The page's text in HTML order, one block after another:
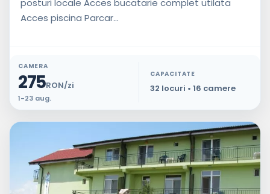
Acces piscina Parcar...
CAMERA
275RON/zi
1-23 aug.
CAPACITATE
32 locuri • 16 camere